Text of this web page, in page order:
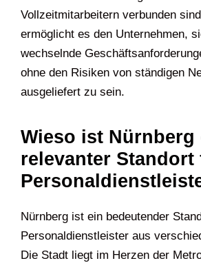
Vollzeitmitarbeitern verbunden
ermöglicht es den Unternehmen,
wechselnde
ohne den Risiken von ständigen
ausgeliefert zu sein.
Wieso ist Nürnberg
relevanter Standort
Nürnberg ist ein bedeutender
Personaldienstleister aus
Die Stadt liegt im Herzen der